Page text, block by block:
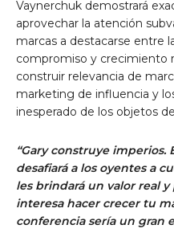
Vaynerchuk demostrará
aprovechar la atención
marcas a destacarse entre
compromiso y crecimiento
construir relevancia de
marketing de influencia y
inesperado de los objetos
“Gary construye imperios.
desafiará a los oyentes a
les brindará un valor real y
interesa hacer crecer tu
conferencia sería un gran